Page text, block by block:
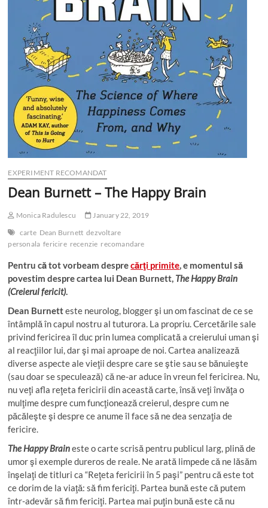
EXPERIMENT RECOMANDAT
Dean Burnett – The Happy Brain
Monica Radulescu
January 22, 2019
carte Dean Burnett dezvoltare
personala fericire recenzie recomandare
Pentru că totvorbeam desprecărţi primite, e momentul să
povestim desprecartea lui Dean Burnett, The Happy Brain
(Creierul fericit).
Dean Burnetteste neurolog, blogger şi un om fascinat de ce se
întâmplă în capul nostru al tuturora. La propriu. Cercetările sale
privind fericirea îl duc prin lumea complicată a creierului uman şi
al reacţiilor lui, dar şi mai aproape de noi. Cartea analizează
diverse aspecte ale vieţii despre care se ştie sau se bănuieşte
(sau doar se speculează) că ne-ar aduce în vreun fel fericirea. Nu,
nu veţi afla reţeta fericirii din această carte, însă veţi învăţa o
mulţime despre cum funcţionează creierul, despre cum ne
păcăleşte şi despre ce anume îl face să ne dea senzaţia de
fericire.
The Happy Braineste o carte scrisă pentru publicul larg, plină de
umor şi exemple dureros de reale. Ne arată limpede că ne lăsăm
înşelaţi de titluri ca “Reţeta fericirii în 5 paşi” pentru că este tot
ce dorim de la viaţă: să fim fericiţi. Partea bună este că putem
într-adevăr să fim fericiţi. Partea mai puţin bună este că nu